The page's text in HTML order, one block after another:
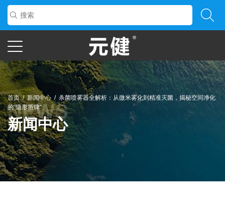
首页 / 新闻中心 / 杀菌喷雾器全解析：从微米雾化到精准灭菌，揭秘空间净化
的“隐形盾牌”
新闻中心